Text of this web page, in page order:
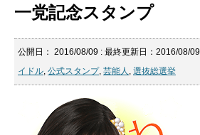
一党記念スタンプ
公開日： 2016/08/09 : 最終更新日：2016/08/09
イドル, 公式スタンプ, 芸能人 , 選抜総選挙